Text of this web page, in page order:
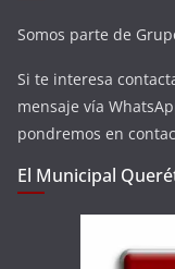
Somos parte de
Si te interesa
mensaje vía
pondremos en
El Municipal